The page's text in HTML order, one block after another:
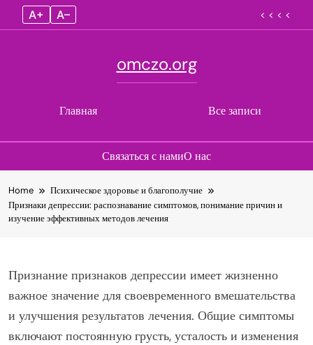
A+ A– < < < <
Главная
omczo.org
Все записи
Связаться с намиО нас
to
content
Home
Психическое здоровье и благополучие
Признаки депрессии: распознавание симптомов, понимание причин и
изучение эффективных методов лечения
Признание признаков депрессии имеет жизненно
важное значение для своевременного вмешательства
и улучшения результатов лечения. Общие симптомы
включают постоянную грусть, усталость и изменения